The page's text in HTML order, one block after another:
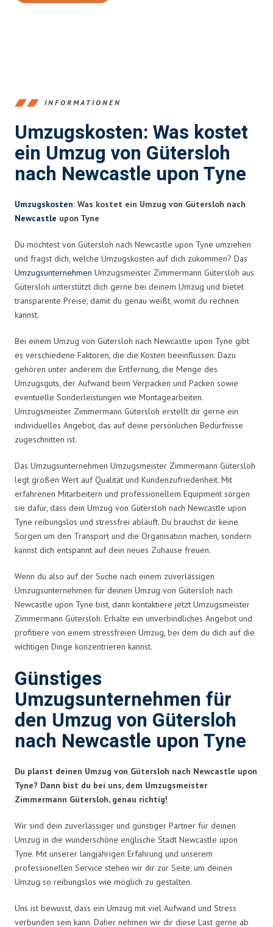
INFORMATIONEN
Umzugskosten: Was kostet
ein Umzug von Gütersloh
nach Newcastle upon Tyne
Umzugskosten: Was kostet ein Umzug von Gütersloh nach
Newcastle upon Tyne
Du möchtest von Gütersloh nach Newcastle upon Tyne umziehen
und fragst dich, welche Umzugskosten auf dich zukommen? Das
Umzugsunternehmen Umzugsmeister Zimmermann Gütersloh aus
Gütersloh unterstützt dich gerne bei deinem Umzug und bietet
transparente Preise, damit du genau weißt, womit du rechnen
kannst.
Bei einem Umzug von Gütersloh nach Newcastle upon Tyne gibt
es verschiedene Faktoren, die die Kosten beeinflussen. Dazu
gehören unter anderem die Entfernung, die Menge des
Umzugsguts, der Aufwand beim Verpacken und Packen sowie
eventuelle Sonderleistungen wie Montagearbeiten.
Umzugsmeister Zimmermann Gütersloh erstellt dir gerne ein
individuelles Angebot, das auf deine persönlichen Bedürfnisse
zugeschnitten ist.
Das Umzugsunternehmen Umzugsmeister Zimmermann Gütersloh
legt großen Wert auf Qualität und Kundenzufriedenheit. Mit
erfahrenen Mitarbeitern und professionellem Equipment sorgen
sie dafür, dass dein Umzug von Gütersloh nach Newcastle upon
Tyne reibungslos und stressfrei abläuft. Du brauchst dir keine
Sorgen um den Transport und die Organisation machen, sondern
kannst dich entspannt auf dein neues Zuhause freuen.
Wenn du also auf der Suche nach einem zuverlässigen
Umzugsunternehmen für deinen Umzug von Gütersloh nach
Newcastle upon Tyne bist, dann kontaktiere jetzt Umzugsmeister
Zimmermann Gütersloh. Erhalte ein unverbindliches Angebot und
profitiere von einem stressfreien Umzug, bei dem du dich auf die
wichtigen Dinge konzentrieren kannst.
Günstiges
Umzugsunternehmen für
den Umzug von Gütersloh
nach Newcastle upon Tyne
Du planst deinen Umzug von Gütersloh nach Newcastle upon
Tyne? Dann bist du bei uns, dem Umzugsmeister
Zimmermann Gütersloh, genau richtig!
Wir sind dein zuverlässiger und günstiger Partner für deinen
Umzug in die wunderschöne englische Stadt Newcastle upon
Tyne. Mit unserer langjährigen Erfahrung und unserem
professionellen Service stehen wir dir zur Seite, um deinen
Umzug so reibungslos wie möglich zu gestalten.
Uns ist bewusst, dass ein Umzug mit viel Aufwand und Stress
verbunden sein kann. Daher nehmen wir dir diese Last gerne ab